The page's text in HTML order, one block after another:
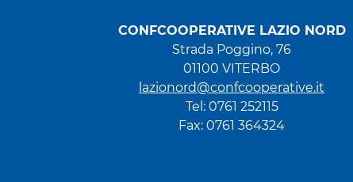
CONFCOOPERATIVE LAZIO NORD
Strada Poggino, 76
01100 VITERBO
lazionord@confcooperative.it
Tel: 0761 252115
Fax: 0761 364324